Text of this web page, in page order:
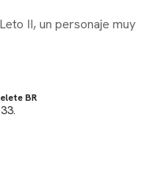
II, un personaje muy
BR